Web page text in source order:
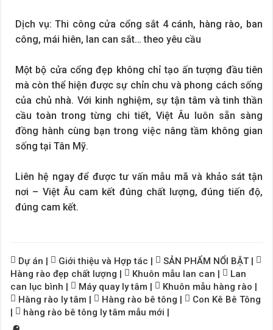
Dịch vụ: Thi công cửa cổng sắt 4 cánh, hàng rào, ban
công, mái hiên, lan can sắt… theo yêu cầu
Một bộ cửa cổng đẹp không chỉ tạo ấn tượng đầu tiên
mà còn thể hiện được sự chỉn chu và phong cách sống
của chủ nhà. Với kinh nghiệm, sự tận tâm và tinh thần
cầu toàn trong từng chi tiết, Việt Âu luôn sẵn sàng
đồng hành cùng bạn trong việc nâng tầm không gian
sống tại Tân Mỹ.
Liên hệ ngay để được tư vấn mẫu mã và khảo sát tận
nơi – Việt Âu cam kết đúng chất lượng, đúng tiến độ,
đúng cam kết.
Dự án | Giới thiệu và Hợp tác | SẢN PHẨM NỔI BẬT |
Hàng rào đẹp chất lượng | Khuôn mẫu lan can |
Lan
can lục bình | Máy quay ly tâm | Khuôn mẫu hàng rào |
Hàng rào ly tâm | Hàng rào bê tông |
Con Kê Bê Tông
|
hàng rào bê tông ly tâm mẫu mới |